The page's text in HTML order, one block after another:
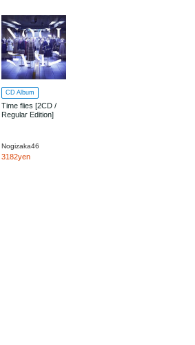
CD Album
Time flies [2CD /
Regular Edition]
Nogizaka46
3182yen